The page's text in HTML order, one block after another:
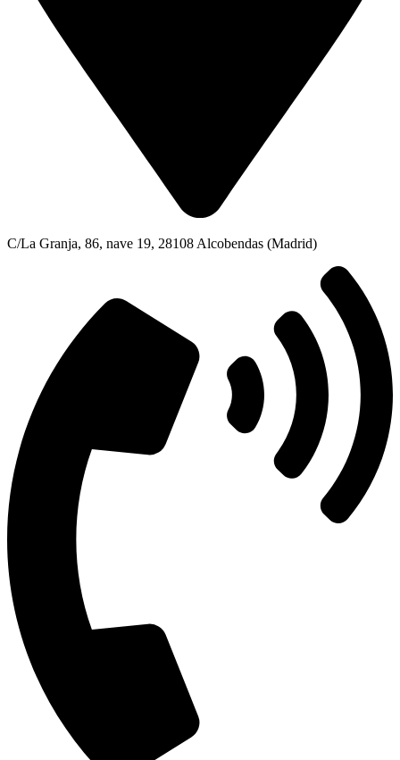
C/La Granja, 86, nave 19, 28108 Alcobendas (Madrid)